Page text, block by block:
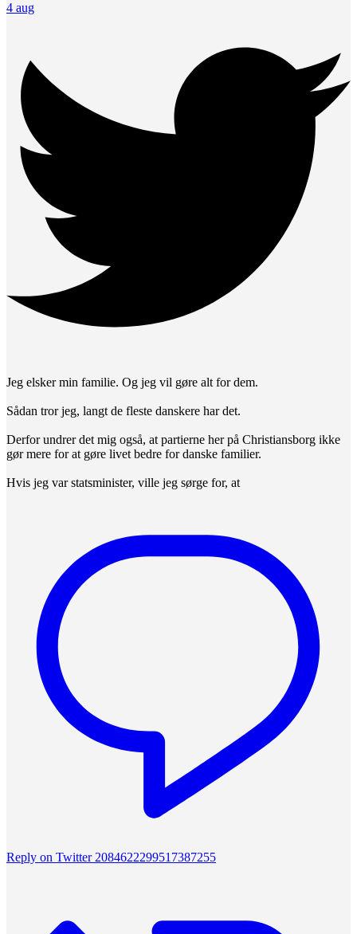
4 aug
Jeg elsker min familie. Og jeg vil gøre alt for dem.
Sådan tror jeg, langt de fleste danskere har det.
Derfor undrer det mig også, at partierne her på Christiansborg ikke
gør mere for at gøre livet bedre for danske familier.
Hvis jeg var statsminister, ville jeg sørge for, at
Reply on Twitter 2084622299517387255